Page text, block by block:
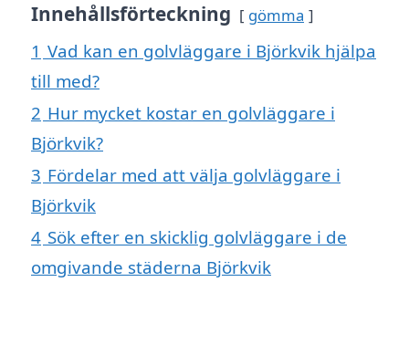
Innehållsförteckning gömma
1 Vad kan en golvläggare i Björkvik hjälpa
till med?
2 Hur mycket kostar en golvläggare i
Björkvik?
3 Fördelar med att välja golvläggare i
Björkvik
4 Sök efter en skicklig golvläggare i de
omgivande städerna Björkvik